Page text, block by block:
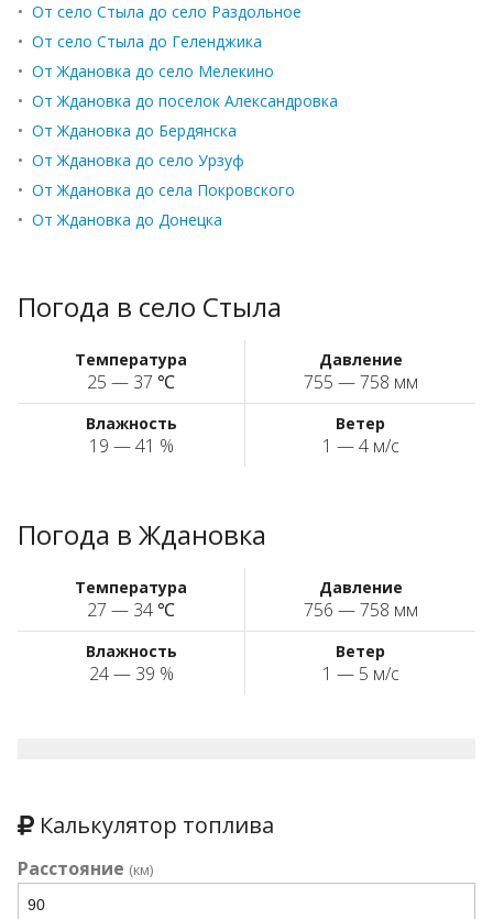
• От село Стыла до село Раздольное
• От село Стыла до Геленджика
• От Ждановка до село Мелекино
• От Ждановка до поселок Александровка
• От Ждановка до Бердянска
• От Ждановка до село Урзуф
• От Ждановка до села Покровского
• От Ждановка до Донецка
Погода в село Стыла
Температура
25 — 37 ℃
Давление
755 — 758 мм
Влажность
19 — 41 %
Ветер
1 — 4 м/с
Погода в Ждановка
Температура
27 — 34 ℃
Давление
756 — 758 мм
Влажность
24 — 39 %
Ветер
1 — 5 м/с
Калькулятор топлива
Расстояние (км)